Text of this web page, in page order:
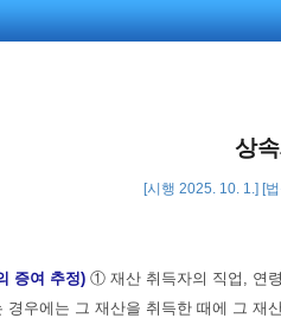
상
[시행 2025. 10. 1.] [
증여 추정) ① 재산 취득자의 직업, 연
경우에는 그 재산을 취득한 때에 그 재